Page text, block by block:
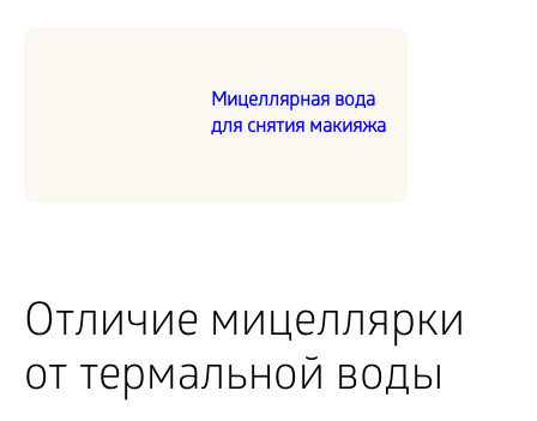
Мицеллярная вода
для снятия макияжа
Отличие мицеллярки
от термальной воды